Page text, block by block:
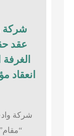
شركة
عقد
شركة